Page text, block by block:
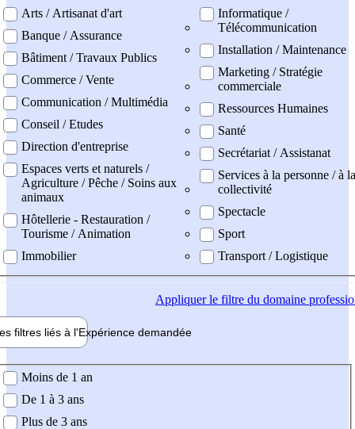
Arts / Artisanat d'art
Banque / Assurance
Bâtiment / Travaux Publics
Commerce / Vente
Communication / Multimédia
Conseil / Etudes
Direction d'entreprise
Espaces verts et naturels /
Agriculture / Pêche / Soins aux
animaux
Hôtellerie - Restauration /
Tourisme / Animation
Immobilier
Informatique /
Télécommunication
Installation / Maintenance
Marketing / Stratégie
commerciale
Ressources Humaines
Santé
Secrétariat / Assistanat
Services à la personne / à la
collectivité
Spectacle
Sport
Transport / Logistique
Appliquerle filtre du domaine
filtres liés à l'Expérience demandée
demandée
Moins de 1 an
De 1 à 3 ans
Plus de 3 ans